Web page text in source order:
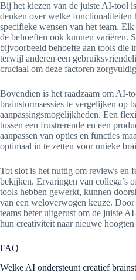
Bij het kiezen van de juiste AI-tool
denken over welke functionaliteiten
specifieke wensen van het team.
de behoeften ook kunnen variëren.
bijvoorbeeld behoefte aan tools die
terwijl anderen een
cruciaal om deze factoren
Bovendien is het raadzaam om AI-
brainstormsessies te vergelijken op
aanpassingsmogelijkheden. Een
tussen een frustrerende en een
aanpassen van opties en functies
optimaal in te zetten voor unieke
Tot slot is het nuttig om reviews en
bekijken. Ervaringen van collega’s
tools hebben gewerkt, kunnen
van een weloverwogen keuze.
teams beter uitgerust om de juiste
hun creativiteit naar nieuwe
FAQ
Welke AI ondersteunt creatief